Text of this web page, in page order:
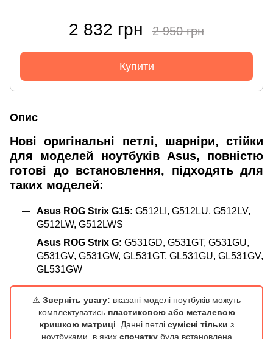
2 832 грн 2 950 грн
Купити
Опис
Нові оригінальні петлі, шарніри, стійки
для моделей ноутбуків Asus, повністю
готові до встановлення, підходять для
таких моделей:
Asus ROG Strix G15: G512LI, G512LU, G512LV,
G512LW, G512LWS
Asus ROG Strix G: G531GD, G531GT, G531GU,
G531GV, G531GW, GL531GT, GL531GU, GL531GV,
GL531GW
⚠️ Зверніть увагу: вказані моделі ноутбуків можуть
комплектуватись пластиковою або металевою
кришкою матриці . Данні петлі сумісні тільки з
ноутбуками, в яких спочаткубула встановлена